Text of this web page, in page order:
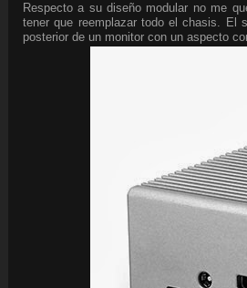
Respecto a su diseño modular no me
tener que reemplazar todo el chasis. El
posterior de un monitor con un aspecto